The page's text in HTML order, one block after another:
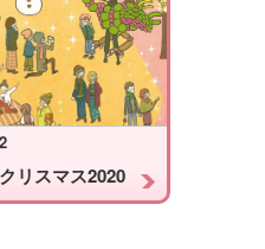
リスマス2020